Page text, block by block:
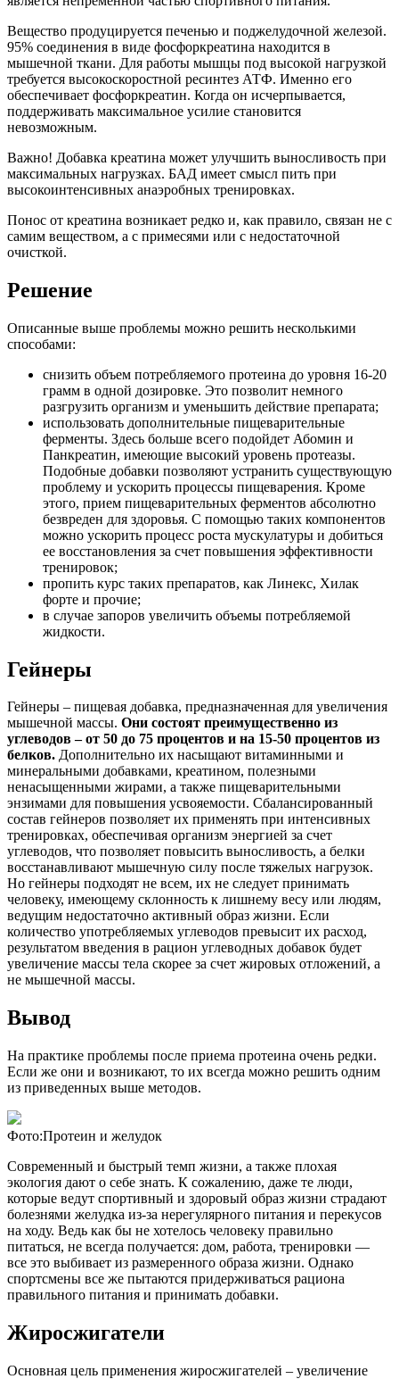
Вещество продуцируется печенью и поджелудочной железой.
95% соединения в виде фосфоркреатина находится в
мышечной ткани. Для работы мышцы под высокой нагрузкой
требуется высокоскоростной ресинтез АТФ. Именно его
обеспечивает фосфоркреатин. Когда он исчерпывается,
поддерживать максимальное усилие становится
невозможным.
Важно! Добавка креатина может улучшить выносливость при
максимальных нагрузках. БАД имеет смысл пить при
высокоинтенсивных анаэробных тренировках.
Понос от креатина возникает редко и, как правило, связан не с
самим веществом, а с примесями или с недостаточной
очисткой.
Решение
Описанные выше проблемы можно решить несколькими
способами:
снизить объем потребляемого протеина до уровня 16-20
грамм в одной дозировке. Это позволит немного
разгрузить организм и уменьшить действие препарата;
использовать дополнительные пищеварительные
ферменты. Здесь больше всего подойдет Абомин и
Панкреатин, имеющие высокий уровень протеазы.
Подобные добавки позволяют устранить существующую
проблему и ускорить процессы пищеварения. Кроме
этого, прием пищеварительных ферментов абсолютно
безвреден для здоровья. С помощью таких компонентов
можно ускорить процесс роста мускулатуры и добиться
ее восстановления за счет повышения эффективности
тренировок;
пропить курс таких препаратов, как Линекс, Хилак
форте и прочие;
в случае запоров увеличить объемы потребляемой
жидкости.
Гейнеры
Гейнеры – пищевая добавка, предназначенная для увеличения
мышечной массы. Они состоят преимущественно из
углеводов – от 50 до 75 процентов и на 15-50 процентов из
белков. Дополнительно их насыщают витаминными и
минеральными добавками, креатином, полезными
ненасыщенными жирами, а также пищеварительными
энзимами для повышения усвояемости. Сбалансированный
состав гейнеров позволяет их применять при интенсивных
тренировках, обеспечивая организм энергией за счет
углеводов, что позволяет повысить выносливость, а белки
восстанавливают мышечную силу после тяжелых нагрузок.
Но гейнеры подходят не всем, их не следует принимать
человеку, имеющему склонность к лишнему весу или людям,
ведущим недостаточно активный образ жизни. Если
количество употребляемых углеводов превысит их расход,
результатом введения в рацион углеводных добавок будет
увеличение массы тела скорее за счет жировых отложений, а
не мышечной массы.
Вывод
На практике проблемы после приема протеина очень редки.
Если же они и возникают, то их всегда можно решить одним
из приведенных выше методов.
Фото:Протеин и желудок
Современный и быстрый темп жизни, а также плохая
экология дают о себе знать. К сожалению, даже те люди,
которые ведут спортивный и здоровый образ жизни страдают
болезнями желудка из-за нерегулярного питания и перекусов
на ходу. Ведь как бы не хотелось человеку правильно
питаться, не всегда получается: дом, работа, тренировки —
все это выбивает из размеренного образа жизни. Однако
спортсмены все же пытаются придерживаться рациона
правильного питания и принимать добавки.
Жиросжигатели
Основная цель применения жиросжигателей – увеличение